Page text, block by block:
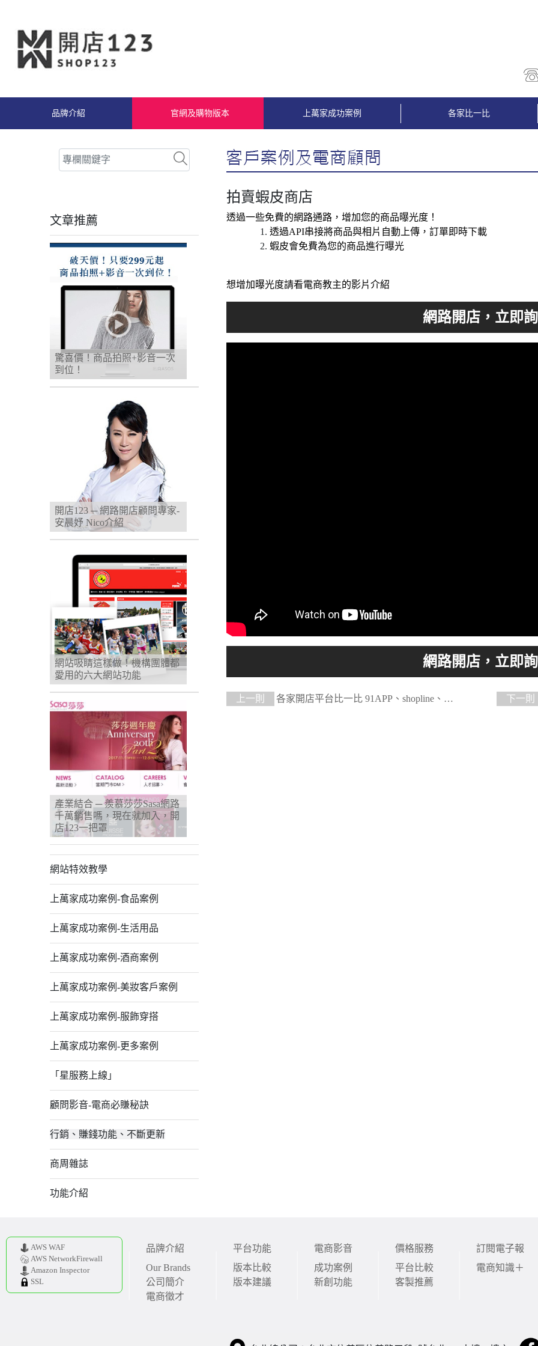
品牌介紹 官網及購物版本 上萬家成功案例 各家比一比
文章推薦
驚喜價！商品拍照+影音一次
到位！
開店123 ─ 網路開店顧問專家-
安晨妤 Nico介紹
網站吸睛這樣做！機構團體都
愛用的六大網站功能
產業結合 ─ 羨慕莎莎Sasa網路
千萬銷售嗎，現在就加入，開
店123一把罩
網站特效教學
上萬家成功案例-食品案例
上萬家成功案例-生活用品
上萬家成功案例-酒商案例
上萬家成功案例-美妝客戶案例
上萬家成功案例-服飾穿搭
上萬家成功案例-更多案例
「星服務上線」
顧問影音-電商必賺秘訣
行銷、賺錢功能、不斷更新
商周雜誌
功能介紹
拍賣蝦皮商店
透過一些免費的網路通路，增加您的商品曝光度！
透過API串接將商品與相片自動上傳，訂單即時下載
蝦皮會免費為您的商品進行曝光
想增加曝光度請看電商教主的影片介紹
上一則
各家開店平台比一比 91APP、shopline、
下一則
AWS WAF
AWS NetworkFirewall
Amazon Inspector
SSL
品牌介紹
Our Brands
公司簡介
電商徵才
平台功能
版本比較
版本建議
電商影音
成功案例
新創功能
價格服務
平台比較
客製推薦
訂閱電子報
電商知識＋